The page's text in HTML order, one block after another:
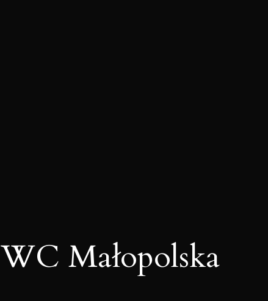
Małopolska